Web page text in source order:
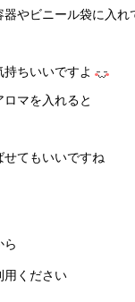
やビニール袋に入れ
ちいいですよ
マを入れると
せてもいいですね
ら
用ください